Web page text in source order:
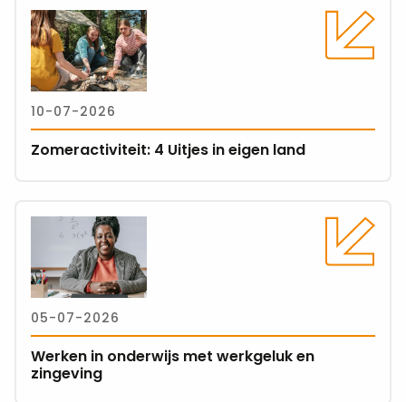
10-07-2026
Zomeractiviteit: 4 Uitjes in eigen land
Lees
meer
over
Zomeractiviteit:
Uitjes
eigen
05-07-2026
Werken in onderwijs met werkgeluk en
zingeving
Lees
Werken
onderwijs
met
werkgeluk
en